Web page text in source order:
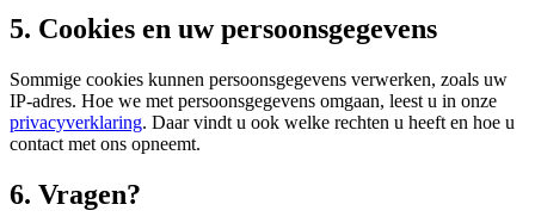
5. Cookies en uw persoonsgegevens
Sommige cookies kunnen persoonsgegevens verwerken, zoals uw
IP-adres. Hoe we met persoonsgegevens omgaan, leest u in onze
privacyverklaring. Daar vindt u ook welke rechten u heeft en hoe u
contact met ons opneemt.
6. Vragen?